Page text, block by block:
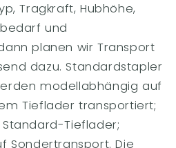
Tragkraft, Hubhöhe,
und
planen wir Transport
dazu. Standardstapler
modellabhängig auf
Tieflader transportiert;
Tieflader;
Sondertransport. Die